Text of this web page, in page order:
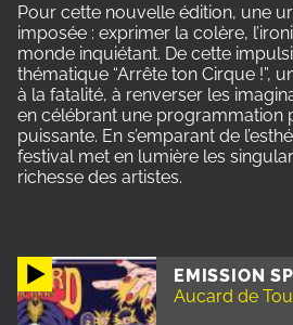
EMISSION
Aucard de
Pour cette nouvelle édition, une
imposée : exprimer la colère,
monde inquiétant. De cette
thématique “Arrête ton Cirque !”,
à la fatalité, à renverser les
en célébrant une programmation
puissante. En s’emparant de
festival met en lumière les
richesse des artistes.